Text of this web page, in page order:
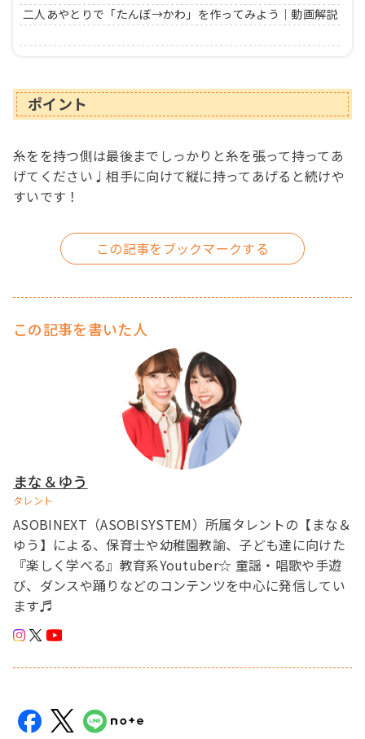
二人あやとりで「たんぼ→かわ」を作ってみよう｜動画解説
ポイント
糸をを持つ側は最後までしっかりと糸を張って持ってあ
げてください♩相手に向けて縦に持ってあげると続けや
すいです！
この記事を書いた人
まな＆ゆう
タレント
ASOBINEXT（ASOBISYSTEM）所属タレントの【まな＆
ゆう】による、保育士や幼稚園教諭、子ども達に向けた
『楽しく学べる』教育系Youtuber☆ 童謡・唱歌や手遊
び、ダンスや踊りなどのコンテンツを中心に発信してい
ます♬